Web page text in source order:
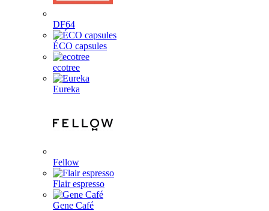
DF64
ÉCO capsules
ecotree
Eureka
Fellow
Flair espresso
Gene Café